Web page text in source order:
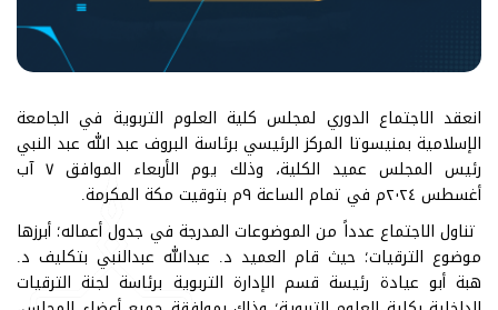
انعقد الاجتماع الدوري لمجلس كلية العلوم التربوية في الجامعة
الإسلامية بمنيسوتا المركز الرئيسي برئاسة البروف عبد الله عبد النبي
رئيس المجلس عميد الكلية، وذلك يوم الأربعاء الموافق ٧ آب
أغسطس ٢٠٢٤م في تمام الساعة ٩م بتوقيت مكة المكرمة.
تناول الاجتماع عدداً من الموضوعات المدرجة في جدول أعماله؛ أبرزها
موضوع الترقيات؛ حيث قام العميد د. عبدالله عبدالنبي بتكليف د.
هبة أبو عيادة رئيسة قسم الإدارة التربوية برئاسة لجنة الترقيات